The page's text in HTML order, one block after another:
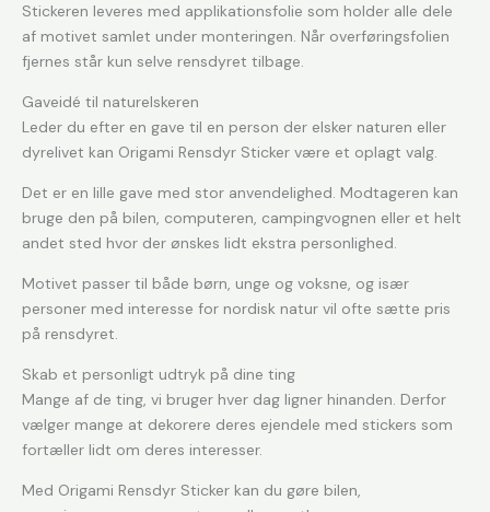
Stickeren leveres med applikationsfolie som holder alle dele
af motivet samlet under monteringen. Når overføringsfolien
fjernes står kun selve rensdyret tilbage.
Gaveidé til naturelskeren
Leder du efter en gave til en person der elsker naturen eller
dyrelivet kan Origami Rensdyr Sticker være et oplagt valg.
Det er en lille gave med stor anvendelighed. Modtageren kan
bruge den på bilen, computeren, campingvognen eller et helt
andet sted hvor der ønskes lidt ekstra personlighed.
Motivet passer til både børn, unge og voksne, og især
personer med interesse for nordisk natur vil ofte sætte pris
på rensdyret.
Skab et personligt udtryk på dine ting
Mange af de ting, vi bruger hver dag ligner hinanden. Derfor
vælger mange at dekorere deres ejendele med stickers som
fortæller lidt om deres interesser.
Med Origami Rensdyr Sticker kan du gøre bilen,